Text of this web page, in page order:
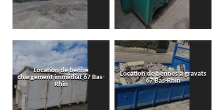
Location de benne
chargement immédiat 67 Bas-
Rhin
Location de bennes à gravats
67 Bas-Rhin